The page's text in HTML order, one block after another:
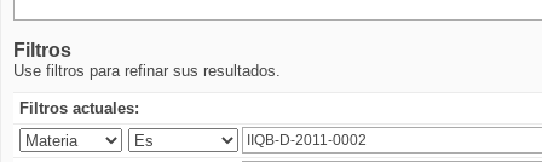
Filtros
Use filtros para refinar sus resultados.
Filtros actuales: